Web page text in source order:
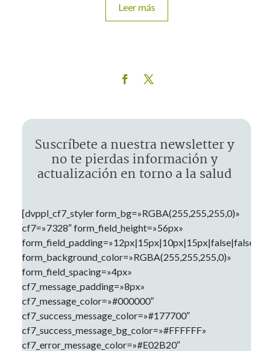
Leer más
Suscríbete a nuestra newsletter y
no te pierdas información y
actualización en torno a la salud
[dvppl_cf7_styler form_bg=»RGBA(255,255,255,0)»
cf7=»7328″ form_field_height=»56px»
form_field_padding=»12px|15px|10px|15px|false|false»
form_background_color=»RGBA(255,255,255,0)»
form_field_spacing=»4px»
cf7_message_padding=»8px»
cf7_message_color=»#000000″
cf7_success_message_color=»#177700″
cf7_success_message_bg_color=»#FFFFFF»
cf7_error_message_color=»#E02B20″